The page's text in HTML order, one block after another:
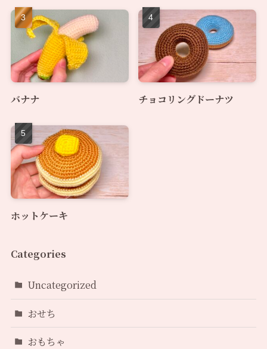
バナナ チョコリングドーナツ
ホットケーキ
Categories
Uncategorized
おせち
おもちゃ